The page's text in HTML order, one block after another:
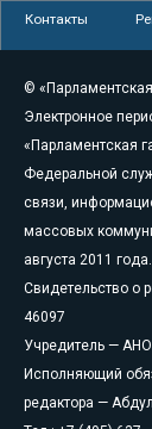
Контакты
© «Парламентская
Электронное
«Парламентская
Федеральной
связи,
массовых
августа 2011
Свидетельство о
46097
Учредитель — АНО
Исполняющий
редактора —